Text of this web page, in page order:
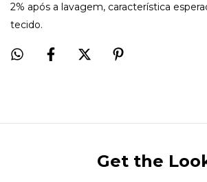
2% após a lavagem, característica
tecido.
Get the